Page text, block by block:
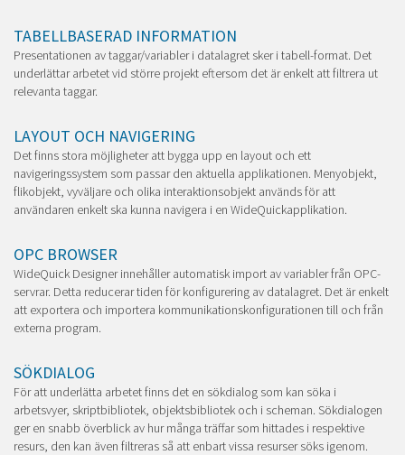
TABELLBASERAD INFORMATION
Presentationen av taggar/variabler i datalagret sker i tabell-format. Det
underlättar arbetet vid större projekt eftersom det är enkelt att filtrera ut
relevanta taggar.
LAYOUT OCH NAVIGERING
Det finns stora möjligheter att bygga upp en layout och ett
navigeringssystem som passar den aktuella applikationen. Menyobjekt,
flikobjekt, vyväljare och olika interaktionsobjekt används för att
användaren enkelt ska kunna navigera i en WideQuickapplikation.
OPC BROWSER
WideQuick Designer innehåller automatisk import av variabler från OPC-
servrar. Detta reducerar tiden för konfigurering av datalagret. Det är enkelt
att exportera och importera kommunikationskonfigurationen till och från
externa program.
SÖKDIALOG
För att underlätta arbetet finns det en sökdialog som kan söka i
arbetsvyer, skriptbibliotek, objektsbibliotek och i scheman. Sökdialogen
ger en snabb överblick av hur många träffar som hittades i respektive
resurs, den kan även filtreras så att enbart vissa resurser söks igenom.